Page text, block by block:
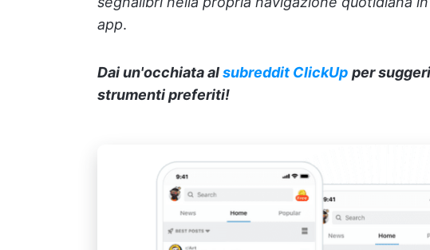
app.
Dai un'occhiata alsubreddit ClickUp per
strumenti preferiti!